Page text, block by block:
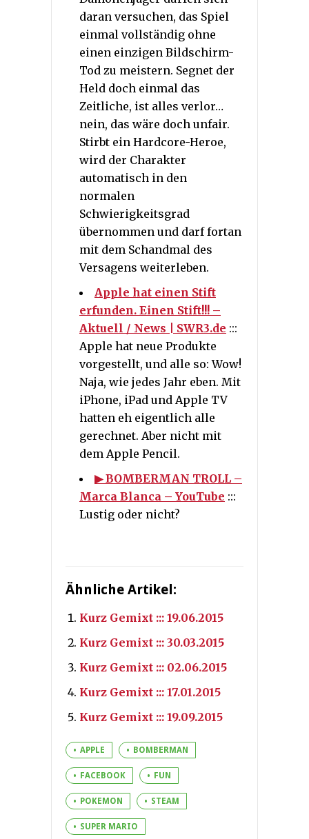
daran versuchen, das Spiel
einmal vollständig ohne
einen einzigen Bildschirm-
Tod zu meistern. Segnet der
Held doch einmal das
Zeitliche, ist alles verlor…
nein, das wäre doch unfair.
Stirbt ein Hardcore-Heroe,
wird der Charakter
automatisch in den
normalen
Schwierigkeitsgrad
übernommen und darf fortan
mit dem Schandmal des
Versagens weiterleben.
Apple hat einen Stift
erfunden. Einen Stift!!! –
Aktuell / News | SWR3.de :::
Apple hat neue Produkte
vorgestellt, und alle so: Wow!
Naja, wie jedes Jahr eben. Mit
iPhone, iPad und Apple TV
hatten eh eigentlich alle
gerechnet. Aber nicht mit
dem Apple Pencil.
▶ BOMBERMAN TROLL –
Marca Blanca – YouTube :::
Lustig oder nicht?
Ähnliche Artikel:
Kurz Gemixt ::: 19.06.2015
Kurz Gemixt ::: 30.03.2015
Kurz Gemixt ::: 02.06.2015
Kurz Gemixt ::: 17.01.2015
Kurz Gemixt ::: 19.09.2015
APPLE BOMBERMAN
FACEBOOK FUN
POKEMON STEAM
SUPER MARIO